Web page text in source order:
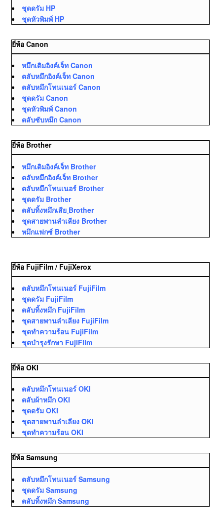
ชุดดรัม HP
ชุดหัวพิมพ์ HP
ยี่ห้อ Canon
หมึกเติมอิงค์เจ็ท Canon
ตลับหมึกอิงค์เจ็ท Canon
ตลับหมึกโทนเนอร์ Canon
ชุดดรัม Canon
ชุดหัวพิมพ์ Canon
ตลับซับหมึก Canon
ยี่ห้อ Brother
หมึกเติมอิงค์เจ็ท Brother
ตลับหมึกอิงค์เจ็ท Brother
ตลับหมึกโทนเนอร์ Brother
ชุดดรัม Brother
ตลับทิ้งหมึกเสีย ฺBrother
ชุดสายพานลำเลียง Brother
หมึกแฟกซ์ Brother
ยี่ห้อ FujiFilm / FujiXerox
ตลับหมึกโทนเนอร์ FujiFilm
ชุดดรัม FujiFilm
ตลับทิ้งหมึก FujiFilm
ชุดสายพานลำเลียง FujiFilm
ชุดทำความร้อน FujiFilm
ชุดบำรุงรักษา FujiFilm
ยี่ห้อ OKI
ตลับหมึกโทนเนอร์ OKI
ตลับผ้าหมึก OKI
ชุดดรัม OKI
ชุดสายพานลำเลียง OKI
ชุดทำความร้อน OKI
ยี่ห้อ Samsung
ตลับหมึกโทนเนอร์ Samsung
ชุดดรัม Samsung
ตลับทิ้งหมึก Samsung